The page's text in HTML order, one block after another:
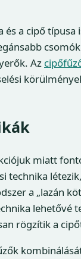
a cipő típusa
Az
miatt
technika
a „lazán
lehetővé
rögzítik a